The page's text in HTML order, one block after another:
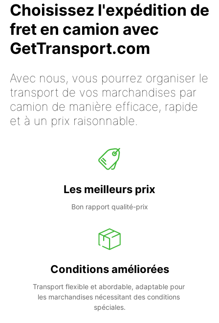
Choisissez l'expédition de
fret en camion avec
GetTransport.com
Avec nous, vous pourrez organiser le
transport de vos marchandises par
camion de manière efficace, rapide
et à un prix raisonnable.
Les meilleurs prix
Bon rapport qualité-prix
Conditions améliorées
Transport flexible et abordable, adaptable pour
les marchandises nécessitant des conditions
spéciales.